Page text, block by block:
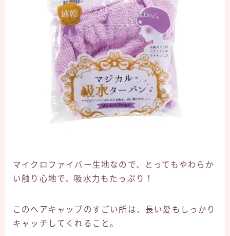
マイクロファイバー生地なので、とってもやわらか
い触り心地で、吸水力もたっぷり！
このヘアキャップのすごい所は、長い髪もしっかり
キャッチしてくれること。